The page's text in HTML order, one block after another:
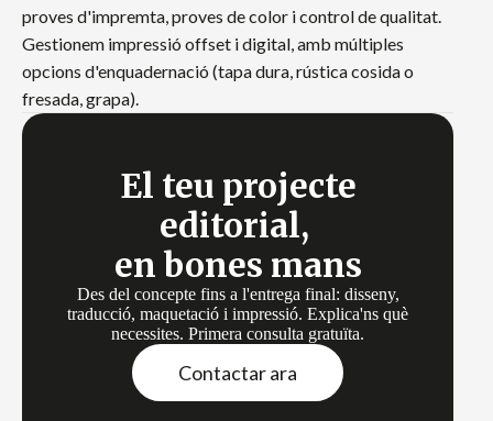
proves d'impremta, proves de color i control de qualitat.
Gestionem impressió offset i digital, amb múltiples
opcions d'enquadernació (tapa dura, rústica cosida o
fresada, grapa).
El teu projecte
editorial,
en bones mans
Des del concepte fins a l'entrega final: disseny,
traducció, maquetació i impressió. Explica'ns què
necessites. Primera consulta gratuïta.
Contactar ara